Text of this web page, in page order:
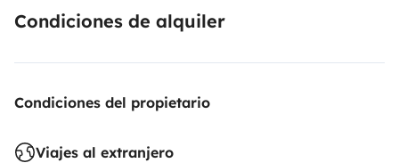
Condiciones de alquiler
Condiciones del propietario
Viajes al extranjero